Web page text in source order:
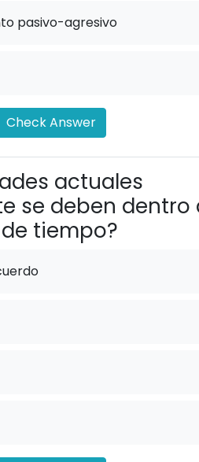
pasivo-agresivo
Check Answer
actuales
se deben dentro
tiempo?